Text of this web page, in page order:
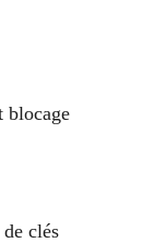
blocage
clés